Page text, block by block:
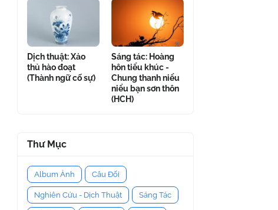
Dịch thuật: Xảo
thủ hào đoạt
(Thành ngữ cố sự)
Sáng tác: Hoàng
hôn tiểu khúc -
Chung thanh niểu
niểu bạn sơn thôn
(HCH)
Thư Mục
Album Ảnh Câu Đối
Nghiên Cứu - Dịch Thuật Sáng Tác